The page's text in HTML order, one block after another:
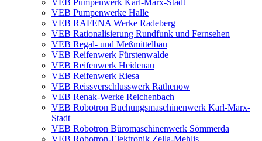
VEB Pumpenwerk Karl-Marx-Stadt
VEB Pumpenwerke Halle
VEB RAFENA Werke Radeberg
VEB Rationalisierung Rundfunk und Fernsehen
VEB Regal- und Meßmittelbau
VEB Reifenwerk Fürstenwalde
VEB Reifenwerk Heidenau
VEB Reifenwerk Riesa
VEB Reissverschlusswerk Rathenow
VEB Renak-Werke Reichenbach
VEB Robotron Buchungsmaschinenwerk Karl-Marx-
Stadt
VEB Robotron Büromaschinenwerk Sömmerda
VEB Robotron-Elektronik Zella-Mehlis